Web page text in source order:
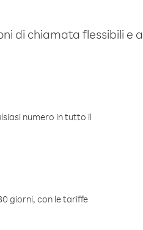
di chiamata flessibili e a
numero in tutto il
giorni, con le tariffe